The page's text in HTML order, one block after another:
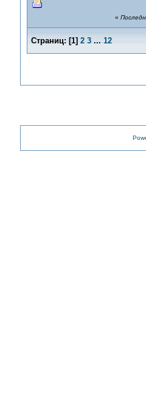
«
Страниц: [1] 2 3 ... 12